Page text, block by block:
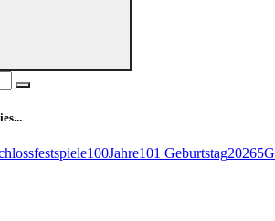
100Jahre101 Geburtstag20265G